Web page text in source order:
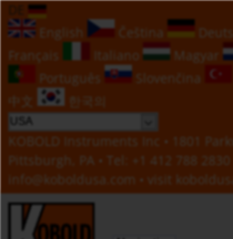
English
Čeština
Français
Italiano Magyar
Português
Slovenčina
中文
한국의
KOBOLD Instruments Inc • 1801
Pittsburgh, PA • Tel:
+1 412 788 2830
info@koboldusa.com • visit